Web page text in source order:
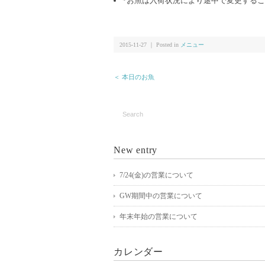
2015-11-27 ｜ Posted in メニュー
＜ 本日のお魚
New entry
7/24(金)の営業について
GW期間中の営業について
年末年始の営業について
カレンダー